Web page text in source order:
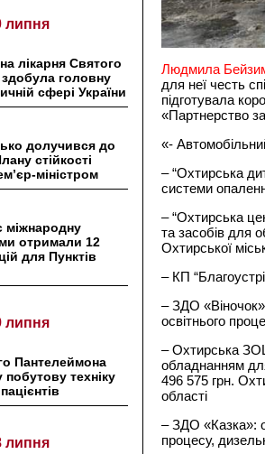
липня
лікарня Святого
головну
сфері України
долучився до
стійкості
міністром
міжнародну
отримали 12
для Пунктів
липня
Пантелеймона
техніку
липня
Людмила
для неї честь
підготувала
«Партнерство
«-
– “Охтирська
системи
– “Охтирська
та засобів для
Охтирської
– КП
– ЗДО
освітнього
– Охтирська ЗОШ
обладнанням
496 575 грн.
області
– ЗДО «Казка»:
процесу,